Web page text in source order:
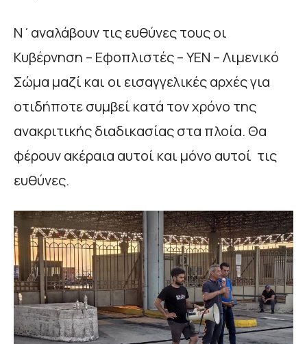
Ν΄αναλάβουν τις ευθύνες τους οι
Κυβέρνηση – Εφοπλιστές – ΥΕΝ – Λιμενικό
Σώμα μαζί και οι εισαγγελικές αρχές για
οτιδήποτε συμβεί κατά τον χρόνο της
ανακριτικής διαδικασίας στα πλοία. Θα
φέρουν ακέραια αυτοί και μόνο αυτοί τις
ευθύνες.